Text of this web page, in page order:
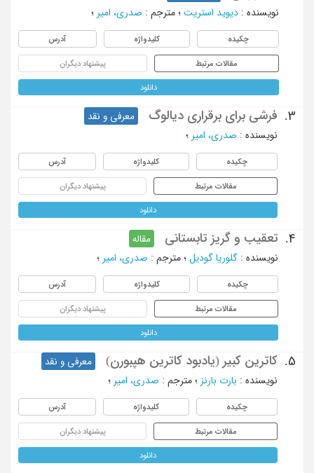
نویسنده : دیوید استریت ؛ مترجم : صدری، امیر ؛
چکیده کلیدواژه آدرس
مقالات مرتبط پیشنهاد دیگران
دانلود
3. فرشی برای برقراری دیالوگ
معرفی و نقد
نویسنده : صدری، امیر ؛
چکیده کلیدواژه آدرس
مقالات مرتبط پیشنهاد دیگران
دانلود
4. تعقیب و گریز تابستانی
مقاله
نویسنده : گلوریا گودیل ؛ مترجم : صدری، امیر ؛
چکیده کلیدواژه آدرس
مقالات مرتبط پیشنهاد دیگران
دانلود
5. کاترین کبیر (یادبود کاترین هپبورن)
معرفی و نقد
نویسنده : بارت بارنز ؛ مترجم : صدری، امیر ؛
چکیده کلیدواژه آدرس
مقالات مرتبط پیشنهاد دیگران
دانلود